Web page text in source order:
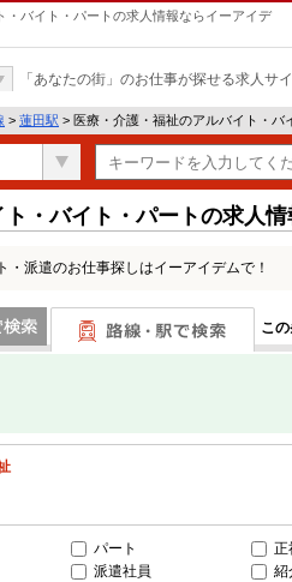
・バイト・パートの求人情報ならイーアイデ
「あなたの街」のお仕事が探せる求人サ
> 蓮田駅 > 医療・介護・福祉のアルバイト・バ
・バイト・パートの求人
派遣のお仕事探しはイーアイデムで！
こ
パート
正
派遣社員
紹